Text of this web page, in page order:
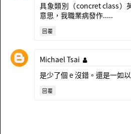
具象類別（concret class）
意思，我職業病發作.....
回覆
Michael Tsai
是少了個 e 沒錯。還是一如
回覆